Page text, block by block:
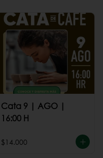
Cata 9 | AGO |
16:00 H
$14.000